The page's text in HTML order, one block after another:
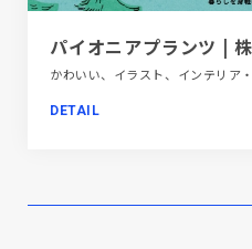
パイオニアプランツ |
DETAIL